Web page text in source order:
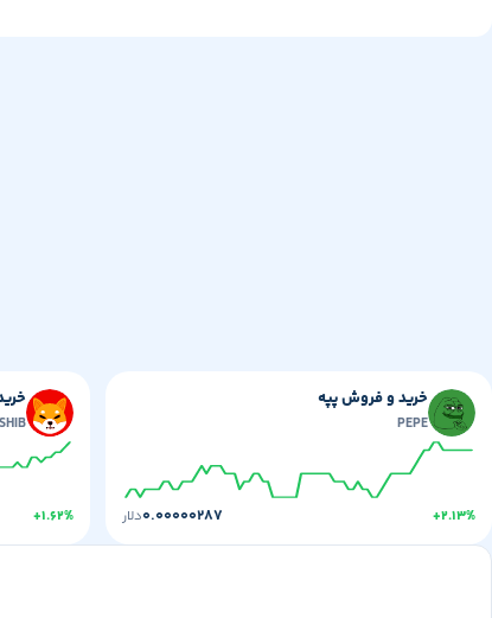
خرید و فروش پپه
PEPE
+۲.۱۳% ۰.۰۰۰۰۰۲۸۷دلار
SHIB
+۱.۶۲%